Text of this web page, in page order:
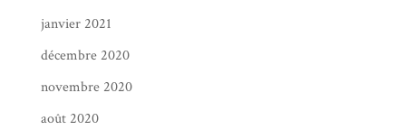
janvier 2021
décembre 2020
novembre 2020
août 2020